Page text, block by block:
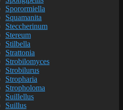
Sporormiella
Squamanita
Steccherinum
Stereum
Stilbella
Strattonia
Strobilomyces
Strobilurus
Stropharia
Stropholoma
Suillellus
Suillus